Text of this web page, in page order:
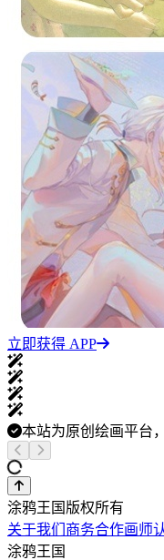
立即获得 APP
本站为原创绘画平台
涂鸦王国版权所有
关于我们 商务合作画师
涂鸦王国